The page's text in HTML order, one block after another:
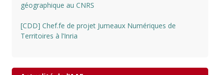
géographique au CNRS
[CDD] Chef.fe de projet Jumeaux Numériques de
Territoires à l’Inria